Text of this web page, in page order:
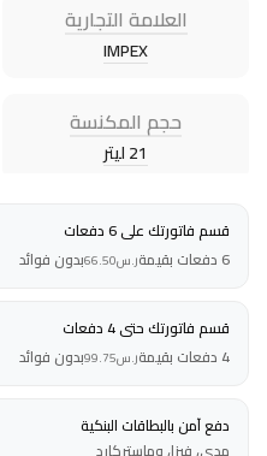
العلامة التجارية
IMPEX
حجم المكنسة
21 ليتر
قسم فاتورتك على 6 دفعات
6 دفعات بقيمة
ر.س66.50بدون فوائد
قسم فاتورتك حتى 4 دفعات
4 دفعات بقيمة
ر.س99.75بدون فوائد
دفع آمن بالبطاقات البنكية